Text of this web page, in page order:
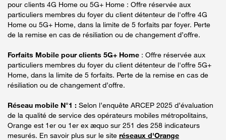
pour clients 4G Home ou 5G+ Home : Offre réservée aux
particuliers membres du foyer du client détenteur de l'offre 4G
Home ou 5G+ Home, dans la limite de 5 forfaits par foyer. Perte
de la remise en cas de résiliation ou de changement d’offre.
Forfaits Mobile pour clients 5G+ Home : Offre réservée aux
particuliers membres du foyer du client détenteur de l'offre 5G+
Home, dans la limite de 5 forfaits. Perte de la remise en cas de
résiliation ou de changement d’offre.
Réseau mobile N°1 : Selon l’enquête ARCEP 2025 d’évaluation
de la qualité de service des opérateurs mobiles métropolitains,
Orange est 1er ou 1er ex æquo sur 251 des 258 indicateurs
mesurés. En savoir plus sur le site réseaux d'Orange